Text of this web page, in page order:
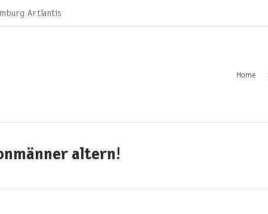
Artlantis
Home
altern!